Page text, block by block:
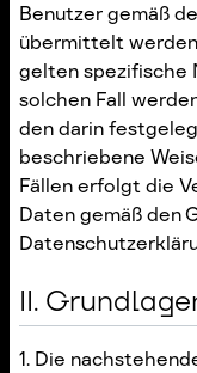
Benutzer gemäß
übermittelt
gelten spezifische
solchen Fall
den darin
beschriebene
Fällen erfolgt die
Daten gemäß den
II.
1. Die